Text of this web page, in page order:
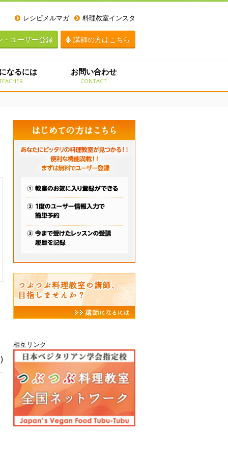
レシピメルマガ 料理教室インスタ
・ユーザー登録 講師の方はこちら
なるには お問い合わせ
CONTACT
相互リンク